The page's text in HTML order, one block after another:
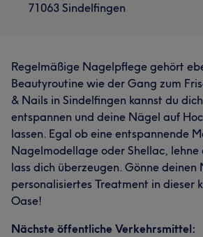
71063 Sindelfingen
Regelmäßige Nagelpflege gehört
Beautyroutine wie der Gang zum
& Nails in Sindelfingen kannst du
entspannen und deine Nägel auf
lassen. Egal ob eine entspannende
Nagelmodellage oder Shellac, lehne
lass dich überzeugen. Gönne deinen
personalisiertes Treatment in dieser
Oase!
Nächste öffentliche Verkehrsmittel: